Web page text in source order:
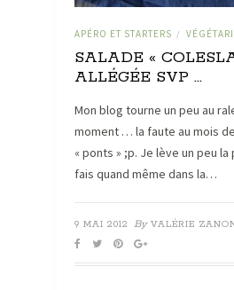
APÉRO ET STARTERS /
SALADE «
ALLÉGÉE SVP …
Mon blog tourne un peu au
moment … la faute au mois
« ponts » ;p. Je lève un peu
fais quand même dans la…
9 MAI 2012 By VALÉRIE